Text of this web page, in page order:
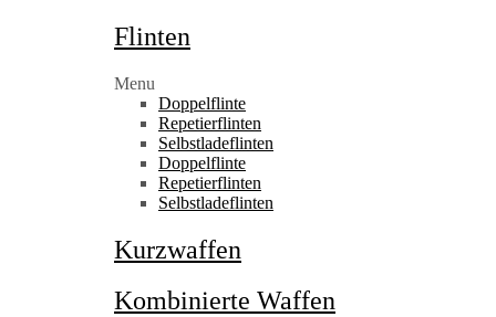
Flinten
Menu
Doppelflinte
Repetierflinten
Selbstladeflinten
Doppelflinte
Repetierflinten
Selbstladeflinten
Kurzwaffen
Kombinierte Waffen